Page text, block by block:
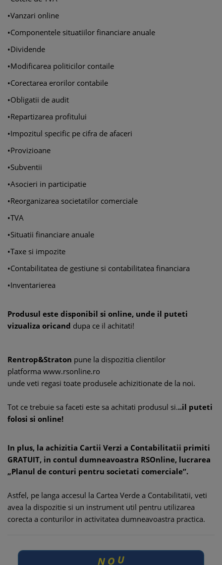
•Vanzari online
•Componentele situatiilor financiare anuale
•Dividende
•Modificarea politicilor contaile
•Corectarea erorilor contabile
•Obligatii de audit
•Repartizarea profitului
•Impozitul specific pe cifra de afaceri
•Provizioane
•Subventii
•Asocieri in participatie
•Reorganizarea societatilor comerciale
•TVA
•Situatii financiare anuale
•Taxe si impozite
•Contabilitatea de gestiune si contabilitatea financiara
•Inventarierea
Produsul este disponibil si online, unde il puteti
vizualiza oricand dupa ce il achitati!
Rentrop&Straton pune la dispozitia clientilor
platforma www.rsonline.ro
unde veti regasi toate produsele achizitionate de la noi.
Tot ce trebuie sa faceti este sa achitati produsul si...il puteti
folosi si online!
In plus, la achizitia Cartii Verzi a Contabilitatii primiti
GRATUIT, in contul dumneavoastra RSOnline, lucrarea
„Planul de conturi pentru societati comerciale”.
Astfel, pe langa accesul la Cartea Verde a Contabilitatii, veti
avea la dispozitie si un instrument util pentru utilizarea
corecta a conturilor in activitatea dumneavoastra practica.
N O U